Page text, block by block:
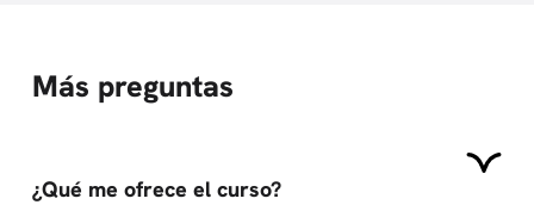
Más preguntas
¿Qué me ofrece el curso?